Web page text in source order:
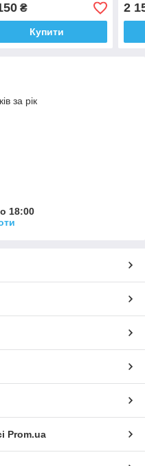
₴
Купити
2
за рік
18:00
Prom.ua